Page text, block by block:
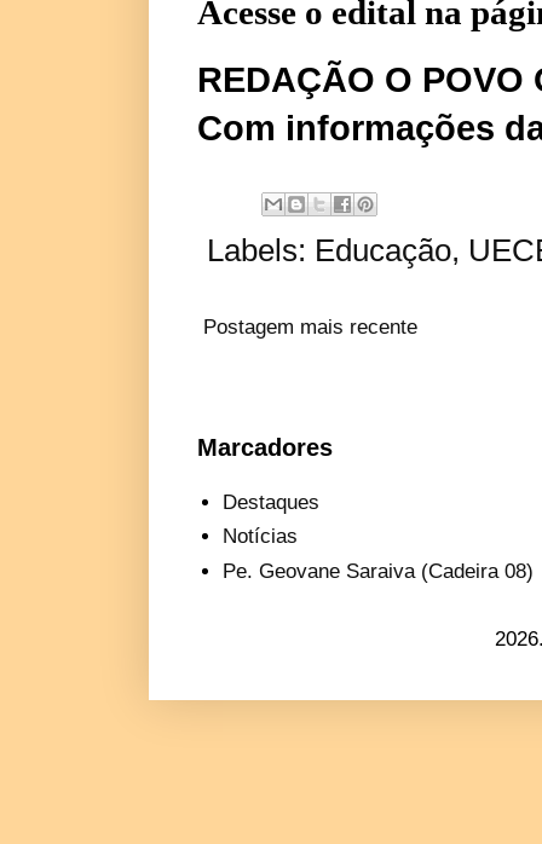
Acesse o edital na
REDAÇÃO O POVO
Com informações
Labels: Educação,
Postagem mais recente
Marcadores
Destaques
Notícias
Pe. Geovane Saraiva (Cadeira 08)